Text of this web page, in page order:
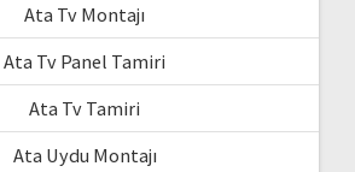
Ata Tv Montajı
Ata Tv Panel Tamiri
Ata Tv Tamiri
Ata Uydu Montajı